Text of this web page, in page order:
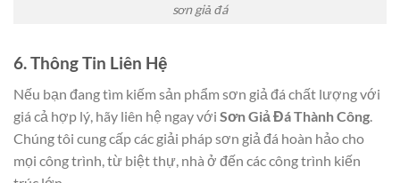
sơn giả đá
6. Thông Tin Liên Hệ
Nếu bạn đang tìm kiếm sản phẩm sơn giả đá chất lượng với
giá cả hợp lý, hãy liên hệ ngay với Sơn Giả Đá Thành Công.
Chúng tôi cung cấp các giải pháp sơn giả đá hoàn hảo cho
mọi công trình, từ biệt thự, nhà ở đến các công trình kiến